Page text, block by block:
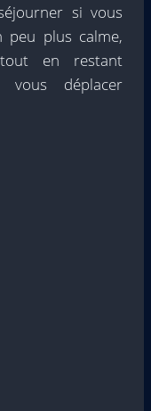
si vous
peu plus calme,
en restant
vous déplacer